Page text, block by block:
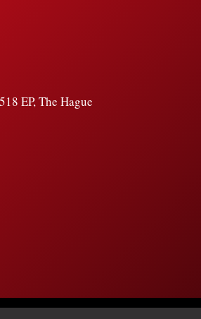
EP, The Hague